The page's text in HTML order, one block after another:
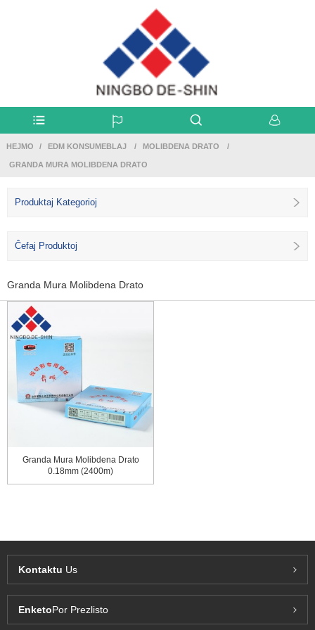
HEJMO EDM KONSUMEBLAJ MOLIBDENA DRATO
GRANDA MURA MOLIBDENA DRATO
Produktaj Kategorioj
Ĉefaj Produktoj
Granda Mura Molibdena Drato
Granda Mura Molibdena Drato
0.18mm (2400m)
Kontaktu Us
EnketoPor Prezlisto